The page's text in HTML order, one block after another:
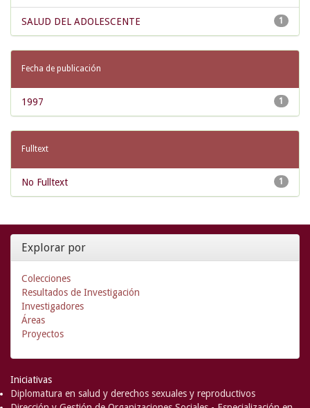
1
SALUD DEL ADOLESCENTE
Fecha de publicación
1
1997
Fulltext
1
No Fulltext
Explorar por
Colecciones
Resultados de Investigación
Investigadores
Áreas
Proyectos
Iniciativas
Diplomatura en salud y derechos sexuales y reproductivos